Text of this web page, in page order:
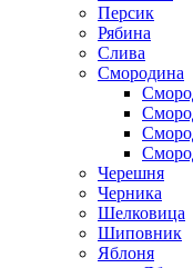
Персик
Рябина
Слива
Смородина
Черешня
Черника
Шелковица
Шиповник
Яблоня